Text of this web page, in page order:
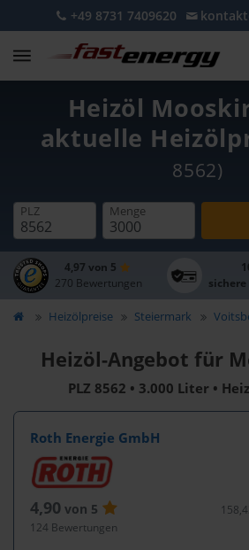
+49 8731 7409620
Heizöl
aktuelle
8562)
PLZ Menge
4,97 von 5
270 Bewertungen
Heizölpreise Steiermark
Heizöl-Angebot für
PLZ 8562 • 3.000 Liter •
Roth Energie GmbH
4,90 von 5
124 Bewertungen